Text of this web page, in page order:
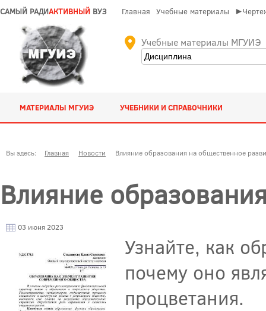
САМЫЙ РАДИАКТИВНЫЙ ВУЗ Главная Учебные материалы
Учебные материалы МГУИЭ
МАТЕРИАЛЫ МГУИЭ УЧЕБНИКИ И СПРАВОЧНИКИ
Вы здесь: Главная Новости Влияние образования на общественное
Влияние
03 июня 2023
Узнайте, как
почему оно
процветания.